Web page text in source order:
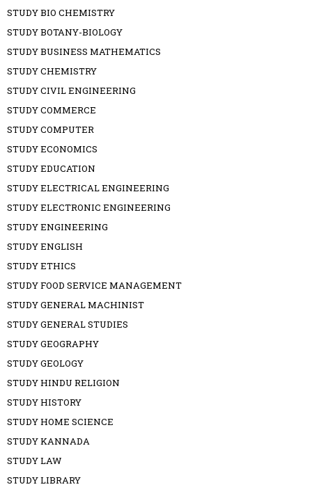
STUDY BIO CHEMISTRY
STUDY BOTANY-BIOLOGY
STUDY BUSINESS MATHEMATICS
STUDY CHEMISTRY
STUDY CIVIL ENGINEERING
STUDY COMMERCE
STUDY COMPUTER
STUDY ECONOMICS
STUDY EDUCATION
STUDY ELECTRICAL ENGINEERING
STUDY ELECTRONIC ENGINEERING
STUDY ENGINEERING
STUDY ENGLISH
STUDY ETHICS
STUDY FOOD SERVICE MANAGEMENT
STUDY GENERAL MACHINIST
STUDY GENERAL STUDIES
STUDY GEOGRAPHY
STUDY GEOLOGY
STUDY HINDU RELIGION
STUDY HISTORY
STUDY HOME SCIENCE
STUDY KANNADA
STUDY LAW
STUDY LIBRARY